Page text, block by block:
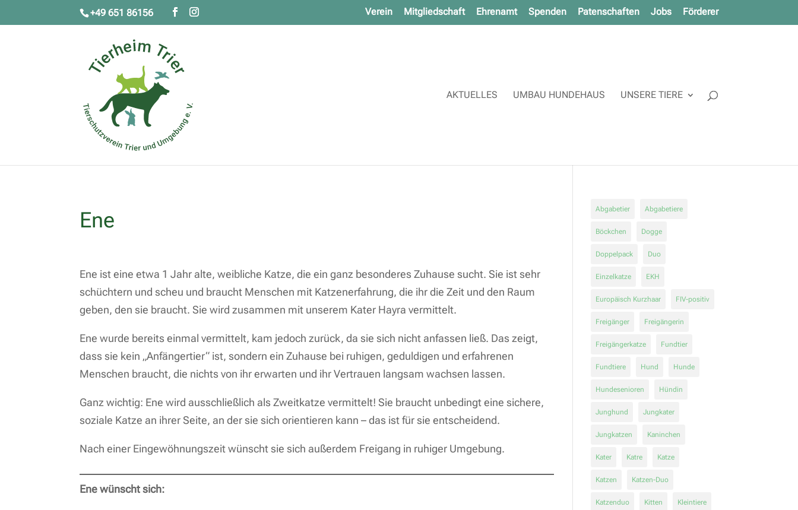
+49 651 86156 Verein Mitgliedschaft Ehrenamt Spenden Patenschaften Jobs Förderer
AKTUELLES UMBAU HUNDEHAUS UNSERE TIERE
Ene
Ene ist eine etwa 1 Jahr alte, weibliche Katze, die ein ganz besonderes Zuhause sucht. Sie ist sehr
schüchtern und scheu und braucht Menschen mit Katzenerfahrung, die ihr die Zeit und den Raum
geben, den sie braucht. Sie wird zusammen mit unserem Kater Hayra vermittelt.
Ene wurde bereits einmal vermittelt, kam jedoch zurück, da sie sich nicht anfassen ließ. Das zeigt,
dass sie kein „Anfängertier“ ist, sondern ein Zuhause bei ruhigen, geduldigen und erfahrenen
Menschen braucht, die nichts von ihr erwarten und ihr Vertrauen langsam wachsen lassen.
Ganz wichtig: Ene wird ausschließlich als Zweitkatze vermittelt! Sie braucht unbedingt eine sichere,
soziale Katze an ihrer Seite, an der sie sich orientieren kann – das ist für sie entscheidend.
Nach einer Eingewöhnungszeit wünscht sie sich außerdem Freigang in ruhiger Umgebung.
Ene wünscht sich:
Abgabetier Abgabetiere
Böckchen Dogge
Doppelpack Duo
Einzelkatze EKH
Europäisch Kurzhaar FIV-positiv
Freigänger Freigängerin
Freigängerkatze Fundtier
Fundtiere Hund Hunde
Hundesenioren Hündin
Junghund Jungkater
Jungkatzen Kaninchen
Kater Katre Katze
Katzen Katzen-Duo
Katzenduo Kitten Kleintiere